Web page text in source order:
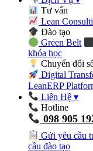
Tư vấn
Lean
Đào tạo
Green Belt
khóa học
Chuyển đổi
Digital
LeanERP
Liên Hệ▾
Hotline
098 905
Gửi yêu cầu
cầu đào tạo